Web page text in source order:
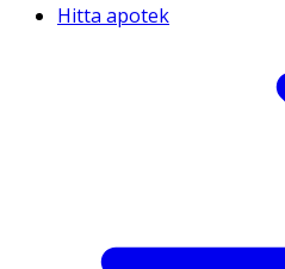
Hitta apotek